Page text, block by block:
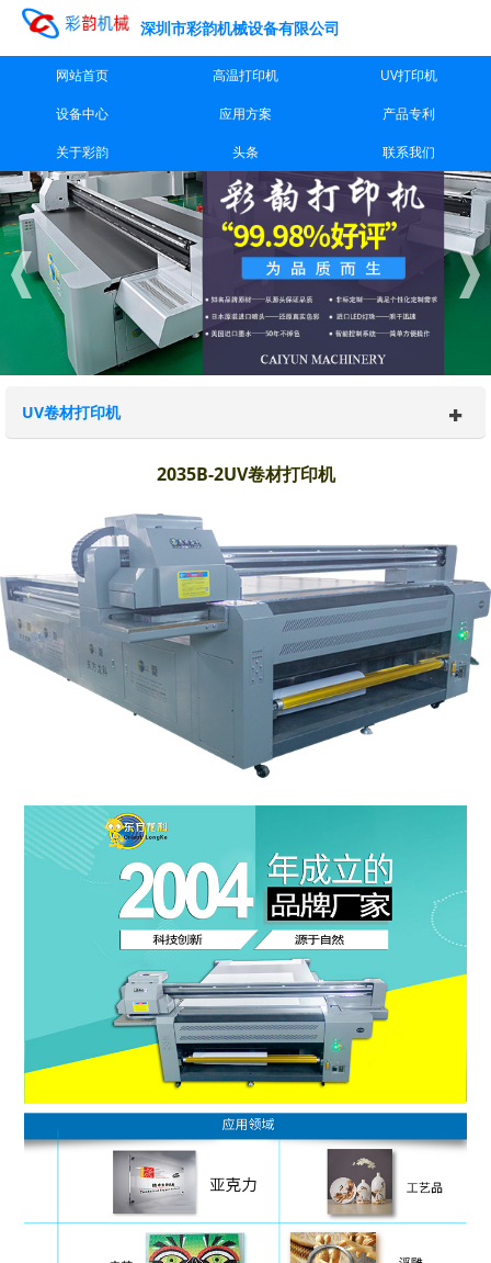
深圳市彩韵机械设备有限公司
网站首页 高温打印机 UV打印机
设备中心 应用方案 产品专利
关于彩韵 头条 联系我们
UV卷材打印机
2035B-2UV卷材打印机